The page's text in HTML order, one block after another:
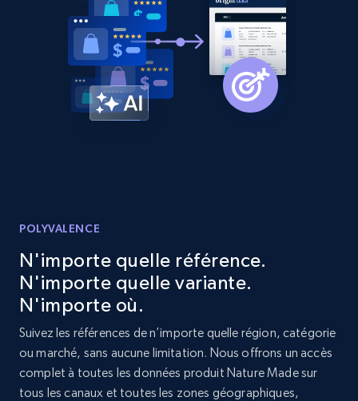
URL, Product id, Listing inventory id, Title, Rating,
Reviews count shop, Reviews count item, Initial
price, and more.
1.9K+ 322+ Commencer
Reviews count shop, Reviews count item, Initial
1.9K+ 322+ Commencer
Etsy - Collects data from shop's URL
URL, Product id, Listing inventory id, Title, Rating,
POLYVALENCE
N'importe quelle référence.
N'importe quelle variante.
N'importe où.
Suivez les références de n’importe quelle région, catégorie
ou marché, sans aucune limitation. Nous offrons un accès
complet à toutes les données produit Nature Made sur
tous les canaux et toutes les zones géographiques,